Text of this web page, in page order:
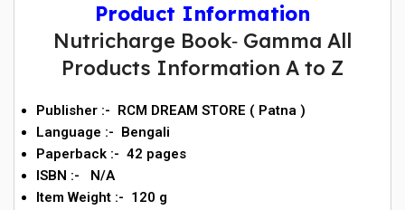
Product Information
Nutricharge Book‐ Gamma All
Products Information A to Z
Publisher :- ‎ RCM DREAM STORE ( Patna )
Language ‏:- ‎ Bengali
Paperback ‏:- ‎ 42 pages
ISBN :- N/A
Item Weight ‏:- ‎ 120 g